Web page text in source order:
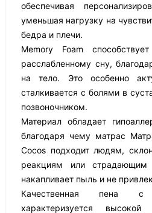
обеспечивая
уменьшая нагрузку на
бедра и плечи.
Memory Foam
расслабленному сну,
на тело. Это особенно
сталкивается с болями в
позвоночником.
Материал обладает
благодаря чему матрас
Cocos подходит людям,
реакциям или
накапливает пыль и не
Качественная пена
характеризуется высокой